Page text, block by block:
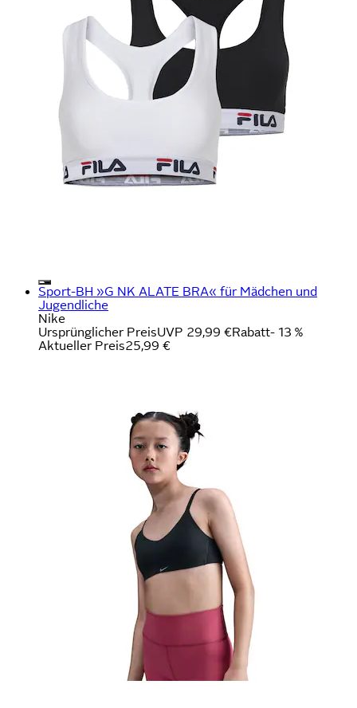
Sport-BH »G NK ALATE BRA« für Mädchen und
Jugendliche
Nike
Ursprünglicher PreisUVP 29,99 €Rabatt- 13 %
Aktueller Preis25,99 €